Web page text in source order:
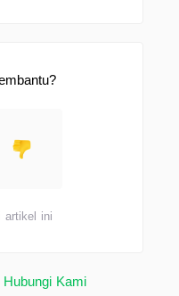
artikel ini
Hubungi Kami